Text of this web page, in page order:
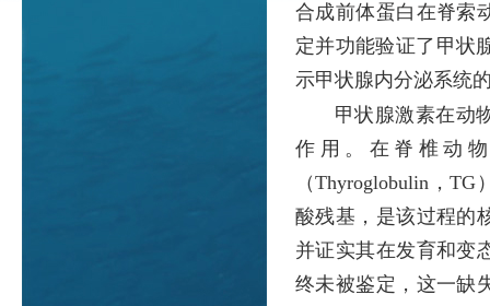
合成前体蛋白在脊索
定并功能验证了甲状
示甲状腺内分泌系统
甲状腺激素在动
作用。在脊椎动
（Thyroglobulin，
酸残基，是该过程的
并证实其在发育和变
终未被鉴定，这一缺